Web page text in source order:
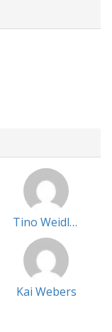
Tino Weidling
Kai Webers